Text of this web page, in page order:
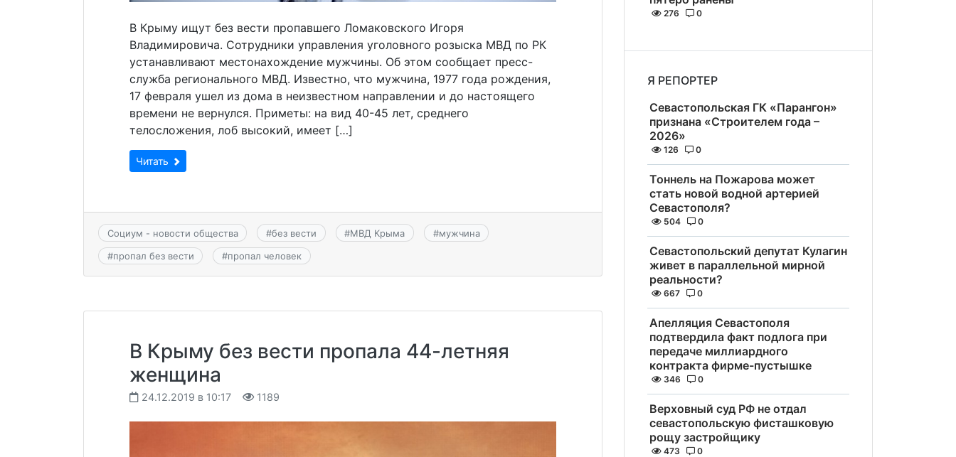
В Крыму ищут без вести пропавшего Ломаковского Игоря
Владимировича. Сотрудники управления уголовного розыска МВД по РК
устанавливают местонахождение мужчины. Об этом сообщает пресс-
служба регионального МВД. Известно, что мужчина, 1977 года рождения,
17 февраля ушел из дома в неизвестном направлении и до настоящего
времени не вернулся. Приметы: на вид 40-45 лет, среднего
телосложения, лоб высокий, имеет […]
Читать
Социум - новости общества #без вести #МВД Крыма #мужчина
#пропал без вести #пропал человек
В Крыму без вести пропала 44-летняя
женщина
24.12.2019 в 10:17 1189
276 0
Я РЕПОРТЕР
Севастопольская ГК «Парангон»
признана «Строителем года –
2026»
126 0
Тоннель на Пожарова может
стать новой водной артерией
Севастополя?
504 0
Севастопольский депутат Кулагин
живет в параллельной мирной
реальности?
667 0
Апелляция Севастополя
подтвердила факт подлога при
передаче миллиардного
контракта фирме-пустышке
346 0
Верховный суд РФ не отдал
севастопольскую фисташковую
рощу застройщику
473 0